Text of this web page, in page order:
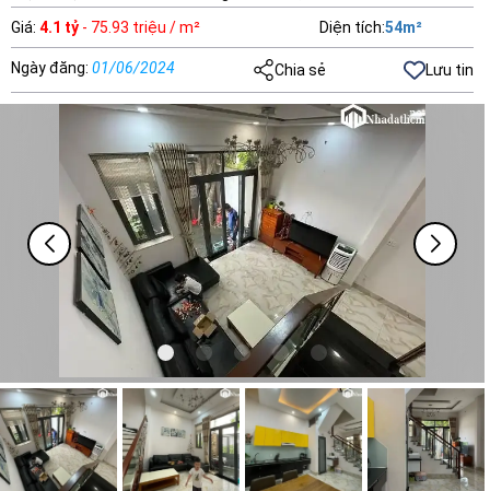
Giá: 4.1 tỷ - 75.93 triệu / m² Diện tích:54m²
Ngày đăng: 01/06/2024 Chia sẻ Lưu tin